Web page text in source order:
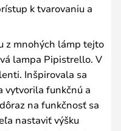
k tvarovaniu a
z mnohých lámp tejto
lampa Pipistrello. V
Inšpirovala sa
vytvorila funkčnú a
na funkčnosť sa
nastaviť výšku